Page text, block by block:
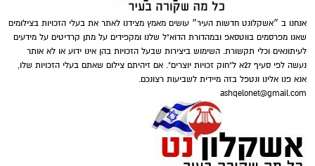
אנחנו ב ״אשקלונט חדשות העיר״ עושים מאמץ מצידנו לאתר את בעלי הזכויות בצילומים
שאנו מפרסמים בווטסאפ ובמהדורת הדוא"ל שלנו ומקפידים על מתן קרדיטים על מידעים
לעיתונאים וכלי תקשורת. השימוש ביצירות שבעל הזכויות בהן אינו ידוע או לא אותר
נעשה לפי סעיף 27א ל"חוק זכויות יוצרים". אם זיהיתם צילום שאתם בעלי הזכויות שלו,
אנא פנו אלינו ונטפל בזה מיידית לשביעות רצונכם.
ashqelonet@gmail.com